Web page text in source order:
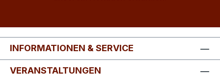
INFORMATIONEN & SERVICE
VERANSTALTUNGEN